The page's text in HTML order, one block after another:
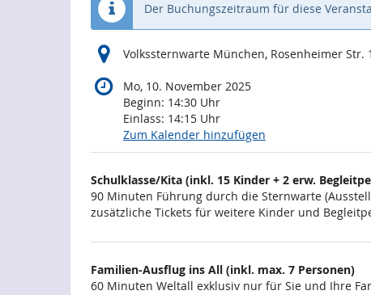
Der Buchungszeitraum für diese
Volkssternwarte München, Rosenheimer Str.
Mo, 10. November 2025
Beginn: 14:30 Uhr
Einlass: 14:15 Uhr
Zum Kalender hinzufügen
Produkte
Unkategorisierte
Produkte
Schulklasse/Kita (inkl. 15 Kinder + 2 erw.
90 Minuten Führung durch die Sternwarte
zusätzliche Tickets für weitere Kinder und
Familien-Ausflug ins All (inkl. max. 7 Personen)
60 Minuten Weltall exklusiv nur für Sie und Ihre